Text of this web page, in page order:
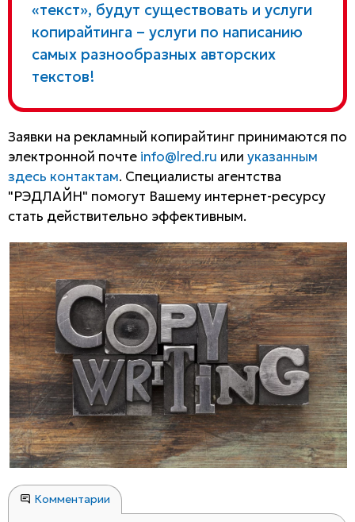
«текст», будут существовать и услуги
копирайтинга – услуги по написанию
самых разнообразных авторских
текстов!
Заявки на рекламный копирайтинг принимаются по
электронной почте info@lred.ru или указанным
здесь контактам. Специалисты агентства
"РЭДЛАЙН" помогут Вашему интернет-ресурсу
стать действительно эффективным.
Комментарии